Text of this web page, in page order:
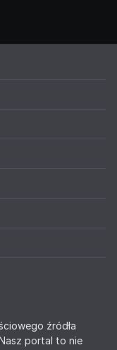
źródła
portal to nie